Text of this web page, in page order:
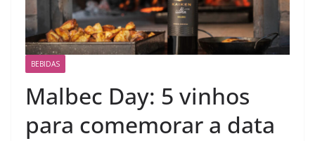
BEBIDAS
Malbec Day: 5 vinhos
para comemorar a data